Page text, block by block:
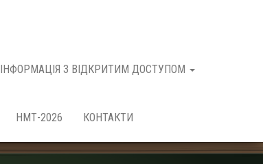
ІНФОРМАЦІЯ З ВІДКРИТИМ ДОСТУПОМ
НМТ-2026 КОНТАКТИ